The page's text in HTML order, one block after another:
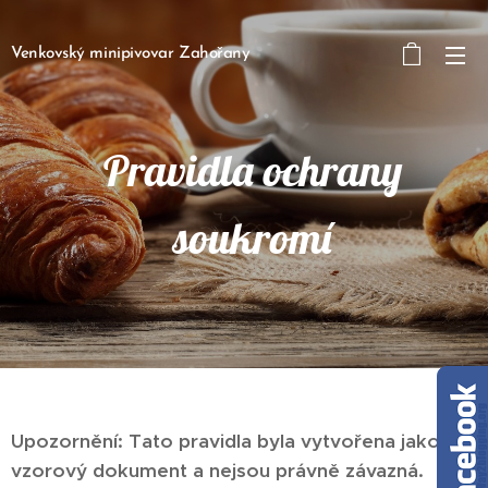
Venkovský minipivovar Zahořany
Pravidla ochrany
soukromí
Upozornění: Tato pravidla byla vytvořena jako
vzorový dokument a nejsou právně závazná.